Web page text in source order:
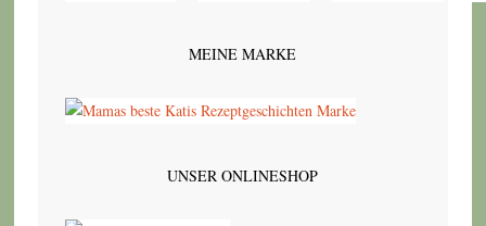
MEINE MARKE
UNSER ONLINESHOP